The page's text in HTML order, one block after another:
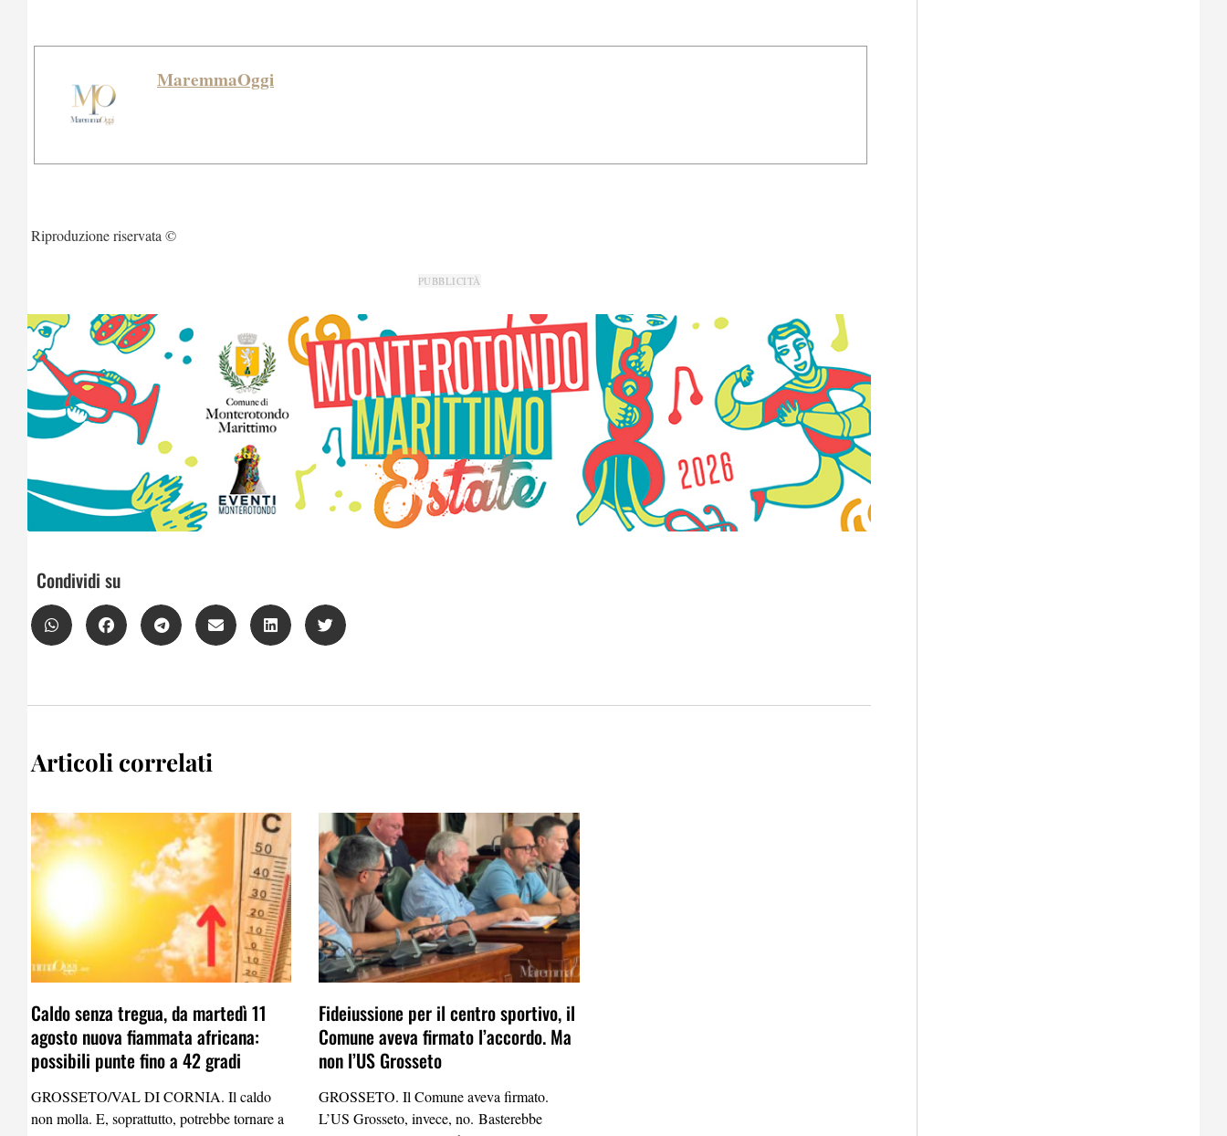
MaremmaOggi
Riproduzione riservata ©
PUBBLICITÀ
Condividi su
Articoli correlati
Caldo senza tregua, da martedì 11
agosto nuova fiammata africana:
possibili punte fino a 42 gradi
GROSSETO/VAL DI CORNIA. Il caldo
non molla. E, soprattutto, potrebbe tornare a
Fideiussione per il centro sportivo, il
Comune aveva firmato l’accordo. Ma
non l’US Grosseto
GROSSETO. Il Comune aveva firmato.
L’US Grosseto, invece, no. Basterebbe